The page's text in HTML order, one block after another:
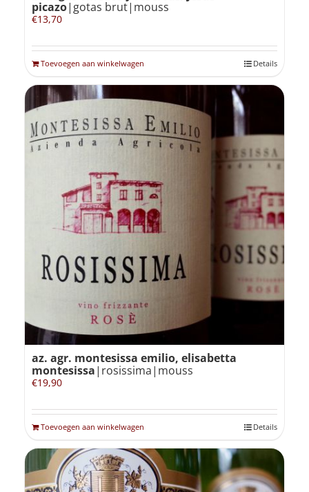
picazo|gotas brut|mouss
€13,70
Toevoegen aan winkelwagen Details
az. agr. montesissa emilio, elisabetta
montesissa|rosissima|mouss
€19,90
Toevoegen aan winkelwagen Details